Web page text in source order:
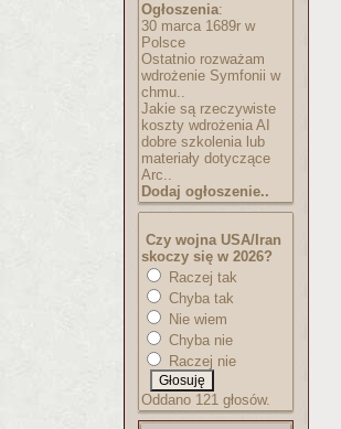
Ogłoszenia:
30 marca 1689r w
Polsce
Ostatnio rozważam
wdrożenie Symfonii w
chmu..
Jakie są rzeczywiste
koszty wdrożenia AI
dobre szkolenia lub
materiały dotyczące
Arc..
Dodaj ogłoszenie..
Czy wojna USA/Iran
skoczy się w 2026?
Raczej tak
Chyba tak
Nie wiem
Chyba nie
Raczej nie
Oddano 121 głosów.